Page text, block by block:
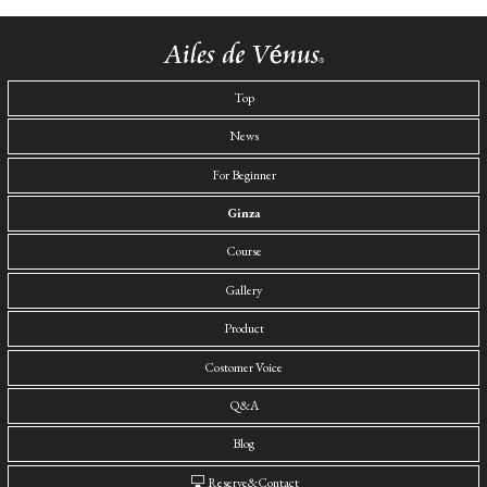
Top
News
For Beginner
Ginza
Course
Gallery
Product
Costomer Voice
Q&A
Blog
Reserve&Contact